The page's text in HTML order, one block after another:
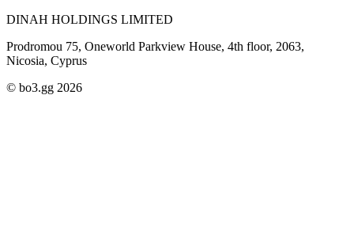
DINAH HOLDINGS LIMITED
Prodromou 75, Oneworld Parkview House, 4th floor, 2063,
Nicosia, Cyprus
© bo3.gg 2026